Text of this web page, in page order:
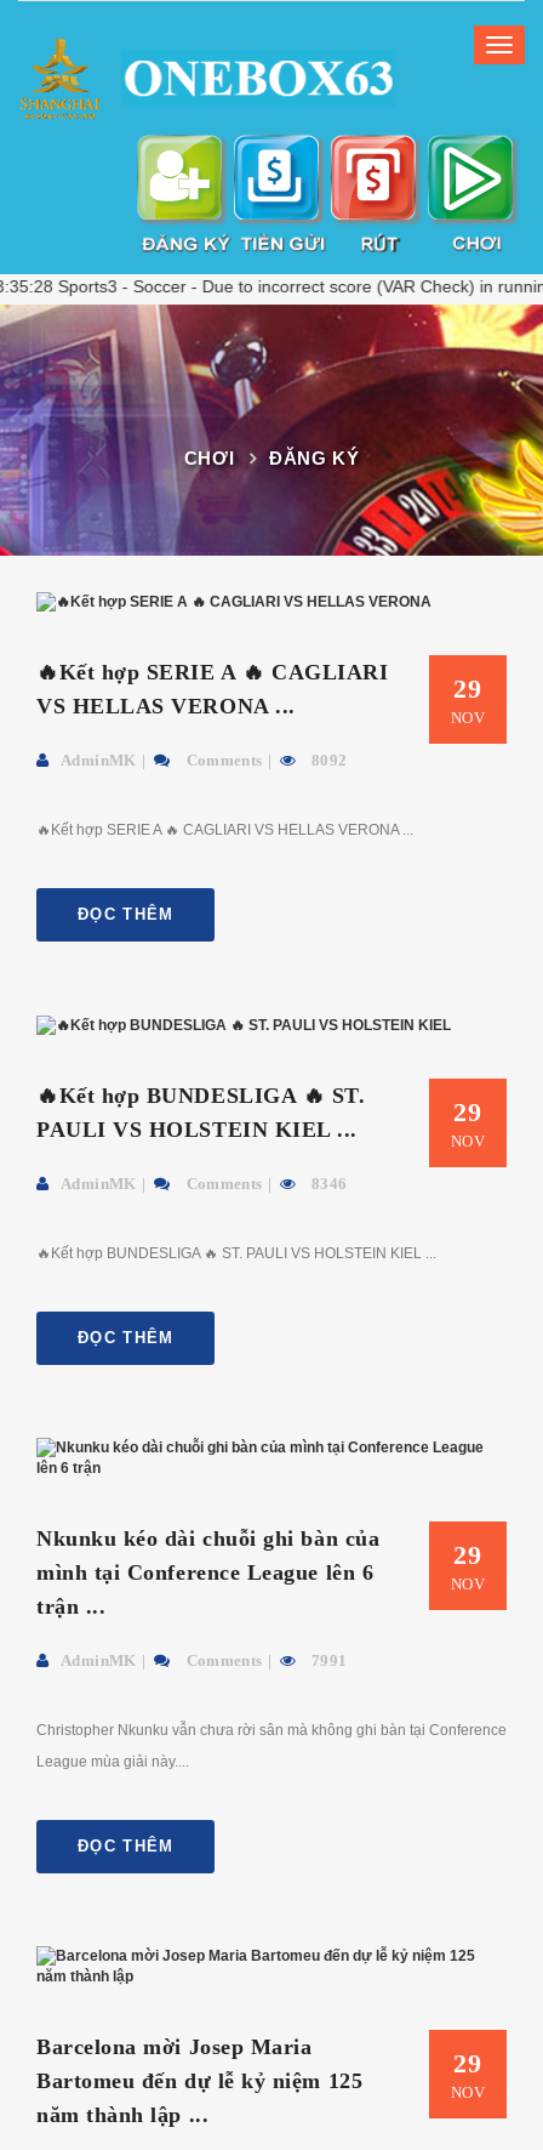
- Due to incorrect score (VAR Check) in running ball on
CHƠI ĐĂNG KÝ
29
NOV
🔥Kết hợp SERIE A 🔥 CAGLIARI
VS HELLAS VERONA ...
AdminMK Comments 8092
🔥Kết hợp SERIE A 🔥 CAGLIARI VS HELLAS VERONA ...
ĐỌC THÊM
29
NOV
🔥Kết hợp BUNDESLIGA 🔥 ST.
PAULI VS HOLSTEIN KIEL ...
AdminMK Comments 8346
🔥Kết hợp BUNDESLIGA 🔥 ST. PAULI VS HOLSTEIN KIEL ...
ĐỌC THÊM
29
NOV
Nkunku kéo dài chuỗi ghi bàn của
mình tại Conference League lên 6
trận ...
AdminMK Comments 7991
Christopher Nkunku vẫn chưa rời sân mà không ghi bàn tại Conference
League mùa giải này....
ĐỌC THÊM
29
NOV
Barcelona mời Josep Maria
Bartomeu đến dự lễ kỷ niệm 125
năm thành lập ...